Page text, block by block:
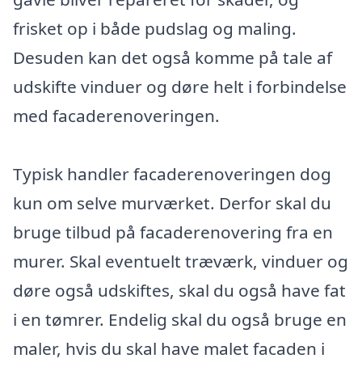
frisket op i både pudslag og maling.
Desuden kan det også komme på tale af
udskifte vinduer og døre helt i forbindelse
med facaderenoveringen.
Typisk handler facaderenoveringen dog
kun om selve murværket. Derfor skal du
bruge tilbud på facaderenovering fra en
murer. Skal eventuelt træværk, vinduer og
døre også udskiftes, skal du også have fat
i en tømrer. Endelig skal du også bruge en
maler, hvis du skal have malet facaden i